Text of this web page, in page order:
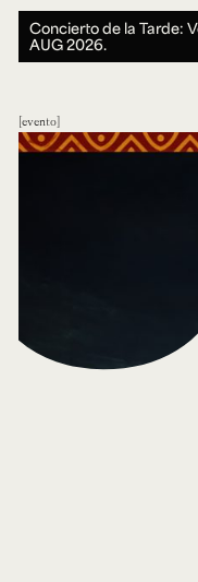
Concierto de la Tarde:
AUG 2026.
evento